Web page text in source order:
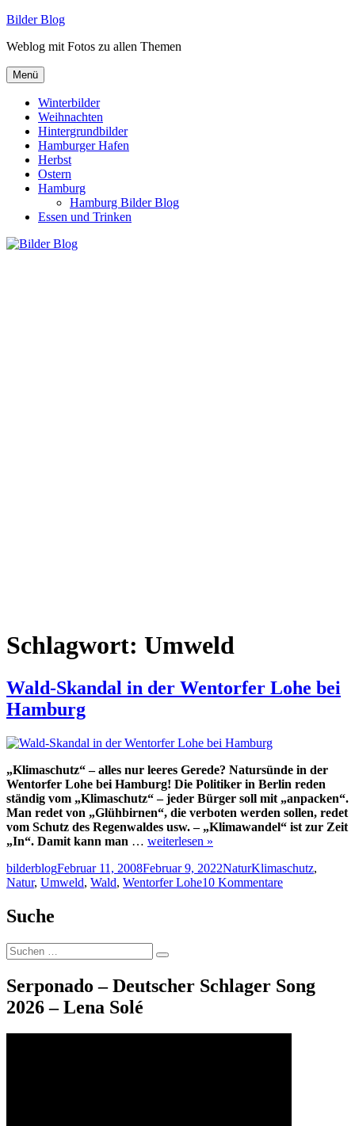
Zum
springen
Bilder Blog
Weblog mit Fotos zu allen Themen
Menü
Winterbilder
Weihnachten
Hintergrundbilder
Hamburger Hafen
Herbst
Ostern
Hamburg
Hamburg Bilder Blog
Essen und Trinken
Schlagwort: Umweld
Wald-Skandal in der Wentorfer Lohe bei
Hamburg
„Klimaschutz“ – alles nur leeres Gerede? Natursünde in der
Wentorfer Lohe bei Hamburg! Die Politiker in Berlin reden
ständig vom „Klimaschutz“ – jeder Bürger soll mit „anpacken“.
Man redet von „Glühbirnen“, die verboten werden sollen, redet
vom Schutz des Regenwaldes usw. – „Klimawandel“ ist zur Zeit
„In“. Damit kann man … weiterlesen »
Autor
bilderblogVeröffentlicht
am
Februar 11, 2008Februar 9, 2022Kategorien
NaturSchlagwörter
Klimaschutz,
Natur, Umweld, Wald, Wentorfer Lohe10 Kommentarezu
bei
Hamburg
Suche
Suche
nach:
Suchen
Serponado – Deutscher Schlager Song
2026 – Lena Solé